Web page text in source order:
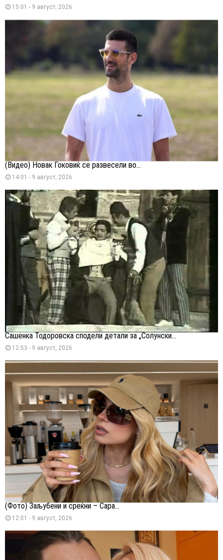
15:01 - 9 август, 2026
(Видео) Новак Ѓоковиќ се развесели во...
14:01 - 9 август, 2026
Сашенка Тодоровска сподели детали за „Солунски...
12:53 - 9 август, 2026
(Фото) Заљубени и среќни – Сара...
12:01 - 9 август, 2026